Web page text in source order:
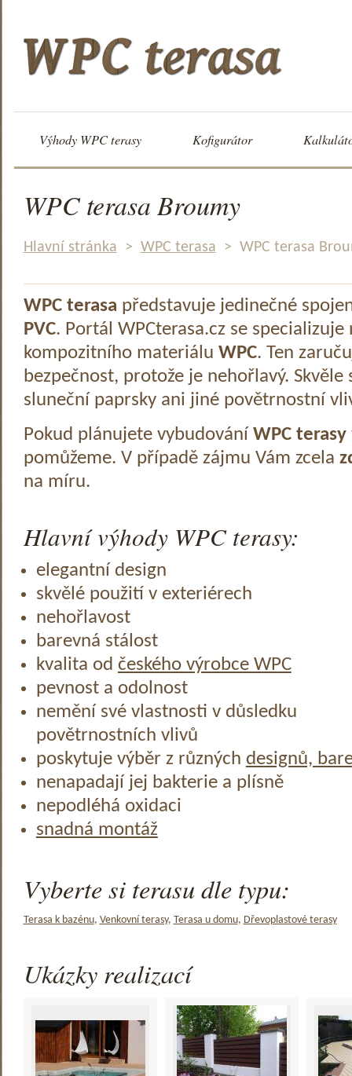
Výhody WPC terasy Kofigurátor
WPC terasa Broumy
Hlavní stránka > WPC terasa > WPC terasa
WPC terasa představuje jedinečné
PVC. Portál WPCterasa.cz se specializuje
kompozitního materiálu WPC. Ten
bezpečnost, protože je nehořlavý.
sluneční paprsky ani jiné povětrnostní
Pokud plánujete vybudování WPC terasy
pomůžeme. V případě zájmu Vám zcela
na míru.
Hlavní výhody WPC terasy:
elegantní design
skvělé použití v exteriérech
nehořlavost
barevná stálost
kvalita od českého výrobce WPC
pevnost a odolnost
nemění své vlastnosti v důsledku
povětrnostních vlivů
poskytuje výběr z různých designů,
nenapadají jej bakterie a plísně
nepodléhá oxidaci
snadná montáž
Vyberte si terasu dle typu:
Terasa k bazénu, Venkovní terasy, Terasa u domu, Dřevoplastové terasy
Ukázky realizací